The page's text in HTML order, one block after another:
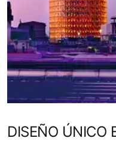
DISEÑO ÚNICO